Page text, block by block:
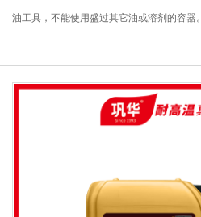
油工具，不能使用盛过其它油或溶剂的容器。